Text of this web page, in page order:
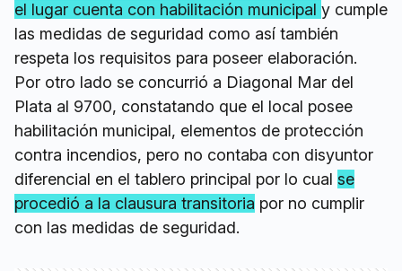
el lugar cuenta con habilitación municipal y cumple
las medidas de seguridad como así también
respeta los requisitos para poseer elaboración.
Por otro lado se concurrió a Diagonal Mar del
Plata al 9700, constatando que el local posee
habilitación municipal, elementos de protección
contra incendios, pero no contaba con disyuntor
diferencial en el tablero principal por lo cual se
procedió a la clausura transitoria por no cumplir
con las medidas de seguridad.